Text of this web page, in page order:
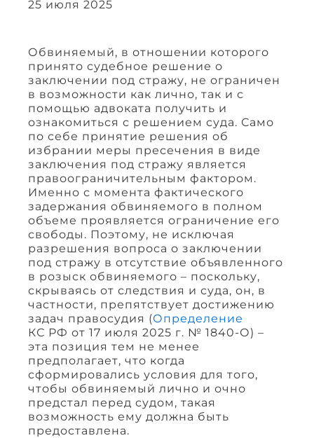
25 июля 2025
Обвиняемый, в отношении которого
принято судебное решение о
заключении под стражу, не ограничен
в возможности как лично, так и с
помощью адвоката получить и
ознакомиться с решением суда. Само
по себе принятие решения об
избрании меры пресечения в виде
заключения под стражу является
правоограничительным фактором.
Именно с момента фактического
задержания обвиняемого в полном
объеме проявляется ограничение его
свободы. Поэтому, не исключая
разрешения вопроса о заключении
под стражу в отсутствие объявленного
в розыск обвиняемого – поскольку,
скрываясь от следствия и суда, он, в
частности, препятствует достижению
задач правосудия (Определение
КС РФ от 17 июля 2025 г. № 1840-О) –
эта позиция тем не менее
предполагает, что когда
сформировались условия для того,
чтобы обвиняемый лично и очно
предстал перед судом, такая
возможность ему должна быть
предоставлена.